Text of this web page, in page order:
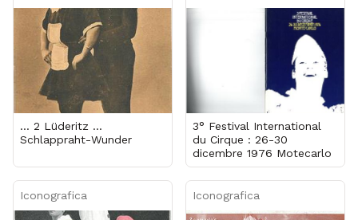
... 2 Lüderitz ...
Schlappraht-Wunder
3° Festival International
du Cirque : 26-30
dicembre 1976 Motecarlo
Iconografica Iconografica